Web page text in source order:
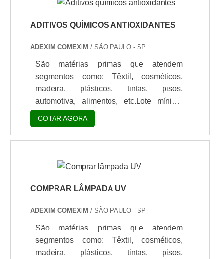
eficiência ISENTOS DE SILICONE para
solvente, sem solventes, tintas em pó ou
tintas de impressão. Altern.
ADITIVOS QUÍMICOS ANTIOXIDANTES
ADEXIM COMEXIM / SÃO PAULO - SP
São matérias primas que atendem
segmentos como: Têxtil, cosméticos,
madeira, plásticos, tintas, pisos,
automotiva, alimentos, etc.Lote mínimo
de: 1 embalagem - 20kgOs aditivos
químicos antioxidantes são elementos
muito eficazes por, basicamente,
resistência do material ao impacto e, com
conseguindo volatizar a dureza do
SOBRE O PRODUTOO produto é
utilizado em diversos segmentos
industriais. P.
COTAR AGORA
COMPRAR LÂMPADA UV
ADEXIM COMEXIM / SÃO PAULO - SP
São matérias primas que atendem
segmentos como: Têxtil, cosméticos,
madeira, plásticos, tintas, pisos,